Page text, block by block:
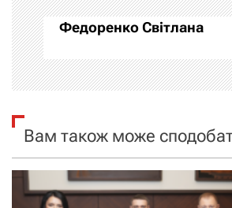
а
ц
і
я
з
Федоренко Світлана
Вам також може